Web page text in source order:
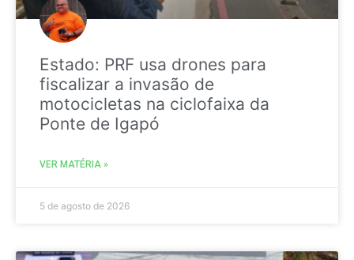
Estado: PRF usa drones para
fiscalizar a invasão de
motocicletas na ciclofaixa da
Ponte de Igapó
VER MATÉRIA »
5 de agosto de 2026